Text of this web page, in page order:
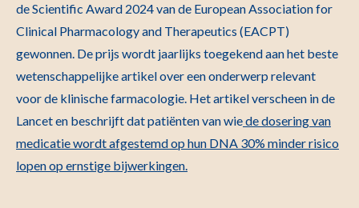
de Scientific Award 2024 van de European Association for
Clinical Pharmacology and Therapeutics (EACPT)
gewonnen. De prijs wordt jaarlijks toegekend aan het beste
wetenschappelijke artikel over een onderwerp relevant
voor de klinische farmacologie. Het artikel verscheen in de
Lancet en beschrijft dat patiënten van wiede dosering van
medicatie wordt afgestemd op hun DNA 30% minder risico
lopen op ernstige bijwerkingen.